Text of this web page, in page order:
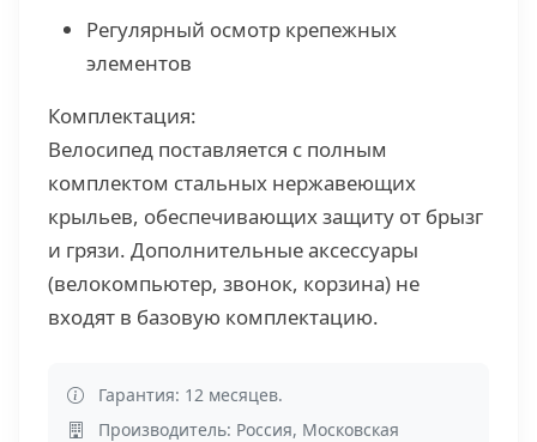
Регулярный осмотр крепежных
элементов
Комплектация:
Велосипед поставляется с полным
комплектом стальных нержавеющих
крыльев, обеспечивающих защиту от брызг
и грязи. Дополнительные аксессуары
(велокомпьютер, звонок, корзина) не
входят в базовую комплектацию.
Гарантия: 12 месяцев.
Производитель: Россия, Московская